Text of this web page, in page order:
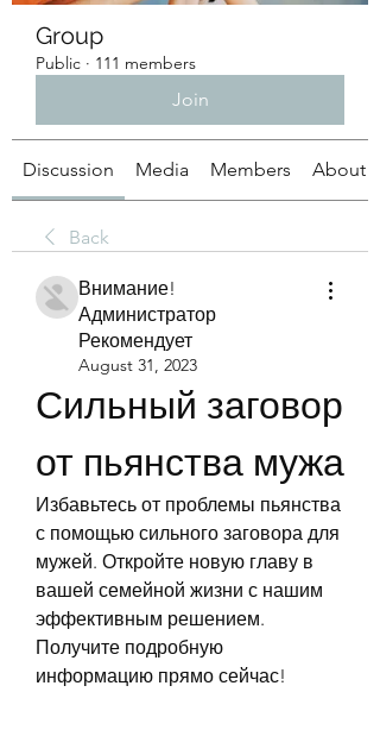
Group
Public · 111 members
Join
Discussion Media Members About
Back
Внимание!
Администратор
Рекомендует
August 31, 2023
Сильный заговор
от пьянства мужа
Избавьтесь от проблемы пьянства
с помощью сильного заговора для
мужей. Откройте новую главу в
вашей семейной жизни с нашим
эффективным решением.
Получите подробную
информацию прямо сейчас!